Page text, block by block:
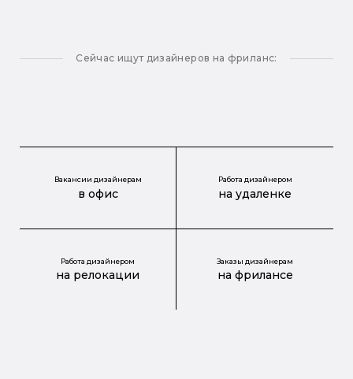
Сейчас ищут дизайнеров на фриланс:
Вакансии дизайнерам
в офис
Работа дизайнером
на удаленке
Работа дизайнером
на релокации
Заказы дизайнерам
на фрилансе